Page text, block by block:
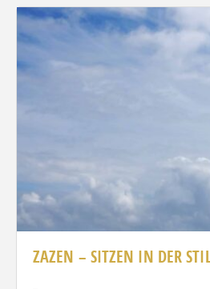
ZAZEN – SITZEN IN DER